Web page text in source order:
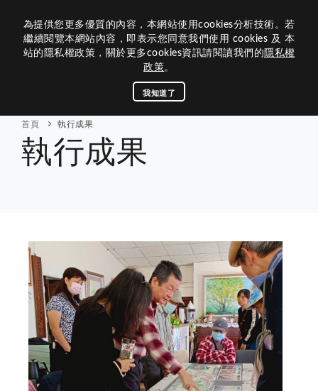
活動訊息
執行成果
回首頁
為提供您更多優質的內容，本網站使用cookies分析技術。若
繼續閱覽本網站內容，即表示您同意我們使用 cookies 及 本
站的隱私權政策，關於更多cookies資訊請閱讀我們的 隱私權
政策。
我知道了
首頁 執行成果
執行成果